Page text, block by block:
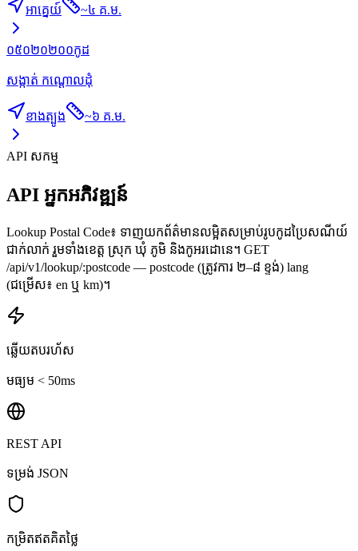
អាគ្នេយ៍ ~៤ គ.ម.
០៥០២០២០០កូដ
សង្កាត់ កណ្ដោលដុំ
ខាងត្បូង ~៦ គ.ម.
API សកម្ម
API អ្នកអភិវឌ្ឍន៍
Lookup Postal Code៖ ទាញយកព័ត៌មានលម្អិតសម្រាប់រូបកូដប្រៃសណីយ៍
ជាក់លាក់ រួមទាំងខេត្ត ស្រុក ឃុំ ភូមិ និងកូអរដោនេ។ GET
/api/v1/lookup/:postcode — postcode (ត្រូវការ ២–៨ ខ្ទង់) lang
(ជម្រើស៖ en ឬ km)។
ឆ្លើយតបរហ័ស
មធ្យម < 50ms
REST API
ទម្រង់ JSON
កម្រិតឥតគិតថ្លៃ